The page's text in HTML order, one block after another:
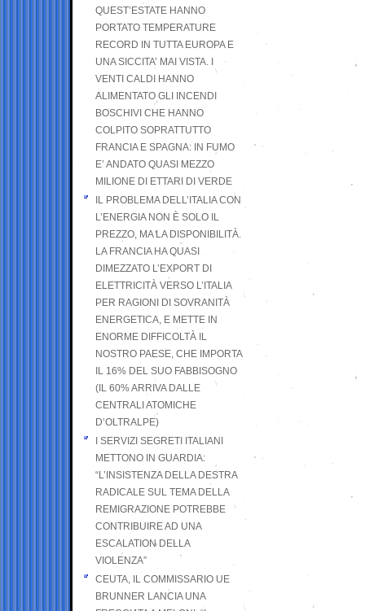
QUEST’ESTATE HANNO
PORTATO TEMPERATURE
RECORD IN TUTTA EUROPA E
UNA SICCITA’ MAI VISTA. I
VENTI CALDI HANNO
ALIMENTATO GLI INCENDI
BOSCHIVI CHE HANNO
COLPITO SOPRATTUTTO
FRANCIA E SPAGNA: IN FUMO
E’ ANDATO QUASI MEZZO
MILIONE DI ETTARI DI VERDE
IL PROBLEMA DELL’ITALIA CON
L’ENERGIA NON È SOLO IL
PREZZO, MA LA DISPONIBILITÀ.
LA FRANCIA HA QUASI
DIMEZZATO L’EXPORT DI
ELETTRICITÀ VERSO L’ITALIA
PER RAGIONI DI SOVRANITÀ
ENERGETICA, E METTE IN
ENORME DIFFICOLTÀ IL
NOSTRO PAESE, CHE IMPORTA
IL 16% DEL SUO FABBISOGNO
(IL 60% ARRIVA DALLE
CENTRALI ATOMICHE
D’OLTRALPE)
I SERVIZI SEGRETI ITALIANI
METTONO IN GUARDIA:
“L’INSISTENZA DELLA DESTRA
RADICALE SUL TEMA DELLA
REMIGRAZIONE POTREBBE
CONTRIBUIRE AD UNA
ESCALATION DELLA
VIOLENZA”
CEUTA, IL COMMISSARIO UE
BRUNNER LANCIA UNA